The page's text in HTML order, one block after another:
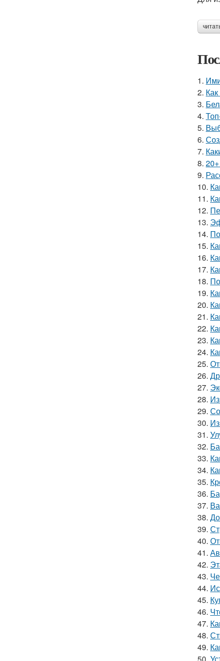
1.
2.
3.
4.
5.
6.
7.
8.
9.
10.
11.
12.
13.
14.
15.
16.
17.
18.
19.
20.
21.
22.
23.
24.
25.
26.
27.
28.
29.
30.
31.
32.
33.
34.
35.
36.
37.
38.
39.
40.
41.
42.
43.
44.
45.
46.
47.
48.
49.